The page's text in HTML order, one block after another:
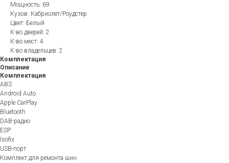
Мощность: 69
Кузов: Кабриолет/Роудстер
Цвет: Белый
К-во дверей: 2
К-во мест: 4
К-во владельцев: 2
Комплектация
Описание
Комплектация
ABS
Android Auto
Apple CarPlay
Bluetooth
DAB-радио
ESP
Isofix
USB-порт
Комплект для ремонта шин